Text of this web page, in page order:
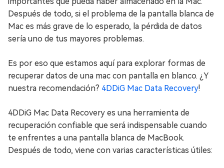
Después de todo, si el problema de la pantalla blanca de
Mac es más grave de lo esperado, la pérdida de datos
sería uno de tus mayores problemas.
Es por eso que estamos aquí para explorar formas de
recuperar datos de una mac con pantalla en blanco. ¿Y
nuestra recomendación? 4DDiG Mac Data Recovery!
4DDiG Mac Data Recovery es una herramienta de
recuperación confiable que será indispensable cuando
te enfrentes a una pantalla blanca de MacBook.
Después de todo, viene con varias características útiles: